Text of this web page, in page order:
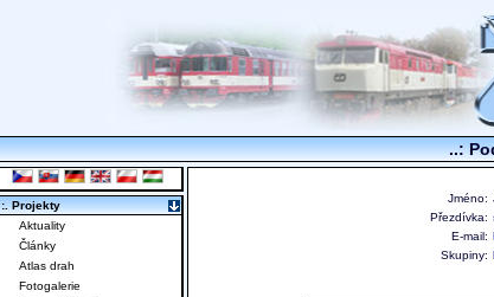
..:
Jméno:
Přezdívka:
E-mail:
Skupiny:
:. Projekty
Aktuality
Články
Atlas drah
Fotogalerie